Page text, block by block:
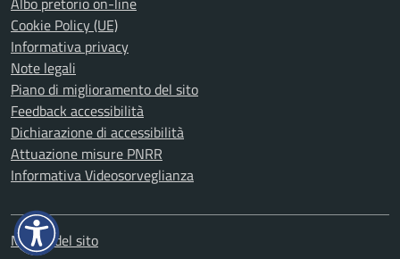
Cookie Policy (UE)
Informativa privacy
Note legali
Piano di miglioramento del sito
Feedback accessibilità
Dichiarazione di accessibilità
Attuazione misure PNRR
Informativa Videosorveglianza
Mappa del sito